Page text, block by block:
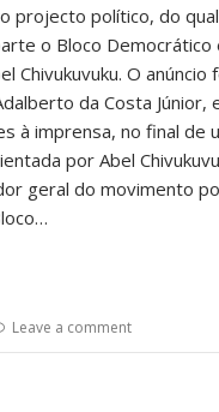
projecto político, do
o Bloco Democrático
Chivukuvuku. O anúncio
da Costa Júnior,
à imprensa, no final de
por Abel
geral do movimento
Leave a comment